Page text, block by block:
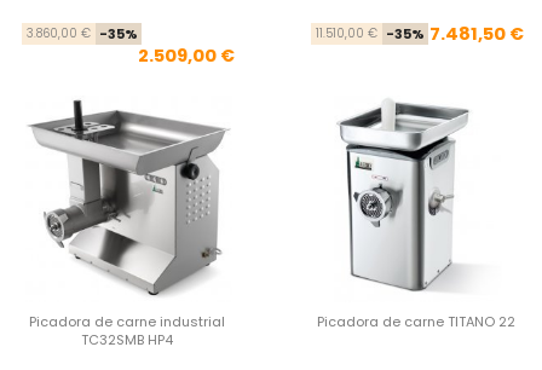
Precio base
3.860,00 € -35%
2.509,00 €
11.510,00 € -35% 7.481,50 €
Picadora de carne industrial
TC32SMB HP4
Picadora de carne TITANO 22